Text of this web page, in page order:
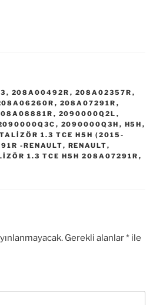
, 208A00492R , 208A02357R ,
, 208A07291R ,
, 2090000Q2L ,
, 2090000Q3H , H5H ,
1.3 TCE H5H (2015-
-RENAULT, RENAULT,
1.3 TCE H5H 208A07291R ,
Gerekli alanlar* ile